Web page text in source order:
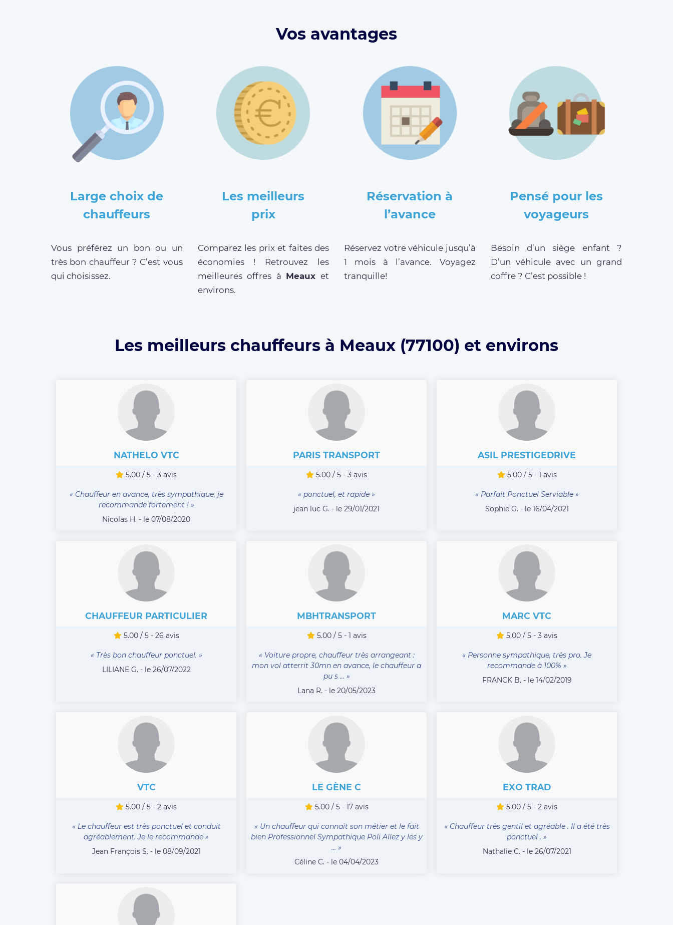
Vos avantages
Large choix de
chauffeurs
Vous préférez un bon ou un
très bon chauffeur ? C’est vous
qui choisissez.
Les meilleurs
prix
Comparez les prix et faites des
économies ! Retrouvez les
meilleures offres à Meaux et
environs.
Réservation à
l’avance
Réservez votre véhicule jusqu’à
1 mois à l’avance. Voyagez
tranquille!
Pensé pour les
voyageurs
Besoin d’un siège enfant ?
D’un véhicule avec un grand
coffre ? C’est possible !
Les meilleurs chauffeurs à Meaux (77100) et environs
NATHELO VTC
5.00 / 5 - 3 avis
« Chauffeur en avance, très sympathique, je
recommande fortement ! »
Nicolas H. - le 07/08/2020
PARIS TRANSPORT
5.00 / 5 - 3 avis
« ponctuel, et rapide »
jean luc G. - le 29/01/2021
ASIL PRESTIGEDRIVE
5.00 / 5 - 1 avis
« Parfait Ponctuel Serviable »
Sophie G. - le 16/04/2021
CHAUFFEUR PARTICULIER
5.00 / 5 - 26 avis
« Très bon chauffeur ponctuel. »
LILIANE G. - le 26/07/2022
MBHTRANSPORT
5.00 / 5 - 1 avis
« Voiture propre, chauffeur très arrangeant :
mon vol atterrit 30mn en avance, le chauffeur a
pu s ... »
Lana R. - le 20/05/2023
MARC VTC
5.00 / 5 - 3 avis
« Personne sympathique, très pro. Je
recommande à 100% »
FRANCK B. - le 14/02/2019
VTC
5.00 / 5 - 2 avis
« Le chauffeur est très ponctuel et conduit
agréablement. Je le recommande »
Jean François S. - le 08/09/2021
LE GÈNE C
5.00 / 5 - 17 avis
« Un chauffeur qui connaît son métier et le fait
bien Professionnel Sympathique Poli Allez y les y
... »
Céline C. - le 04/04/2023
EXO TRAD
5.00 / 5 - 2 avis
« Chauffeur très gentil et agréable . Il a été très
ponctuel . »
Nathalie C. - le 26/07/2021